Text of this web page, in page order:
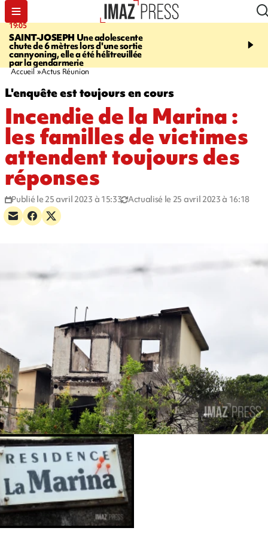
19:05
SAINT-JOSEPH Une adolescente
chute de 6 mètres lors d'une sortie
cannyoning, elle a été hélitreuillée
par la gendarmerie
20:44
rouée de coups,
Accueil Actus Réunion
L'enquête est toujours en cours
Incendie de la Marina :
les familles de victimes
attendent toujours des
réponses
Publié le 25 avril 2023 à 15:33 Actualisé le 25 avril 2023 à 16:18